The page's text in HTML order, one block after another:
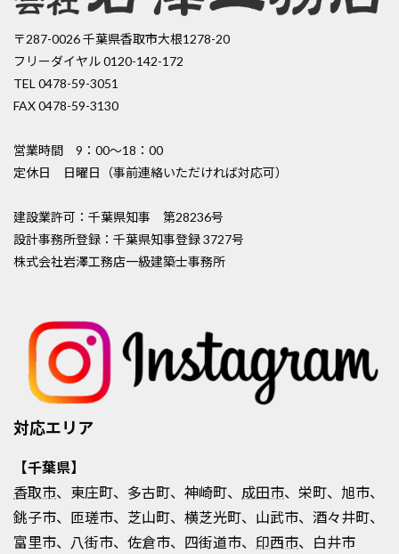
〒287-0026 千葉県香取市大根1278-20
フリーダイヤル 0120-142-172
TEL 0478-59-3051
FAX 0478-59-3130
営業時間 9：00〜18：00
定休日 日曜日（事前連絡いただければ対応可）
建設業許可：千葉県知事 第28236号
設計事務所登録：千葉県知事登録 3727号
株式会社岩澤工務店一級建築士事務所
対応エリア
【千葉県】
香取市、東庄町、多古町、神崎町、 成田市、栄町、旭市、
銚子市、匝瑳市、芝山町、横芝光町、山武市、酒々井町、
富里市、八街市、佐倉市、四街道市、 印西市、白井市